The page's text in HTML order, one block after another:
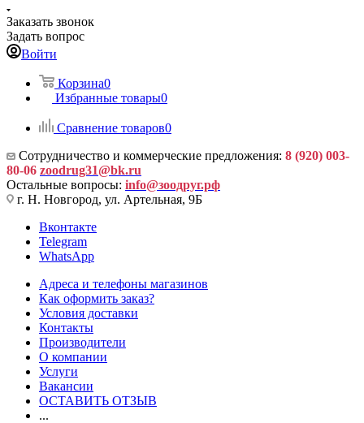
Заказать звонок
Задать вопрос
Войти
Корзина0
Избранные товары0
Сравнение товаров0
Сотрудничество и коммерческие предложения: 8 (920) 003-
80-06 zoodrug31@bk.ru
Остальные вопросы: info@зоодруг.рф
г. Н. Новгород, ул. Артельная, 9Б
Вконтакте
Telegram
WhatsApp
Адреса и телефоны магазинов
Как оформить заказ?
Условия доставки
Контакты
Производители
О компании
Услуги
Вакансии
ОСТАВИТЬ ОТЗЫВ
...